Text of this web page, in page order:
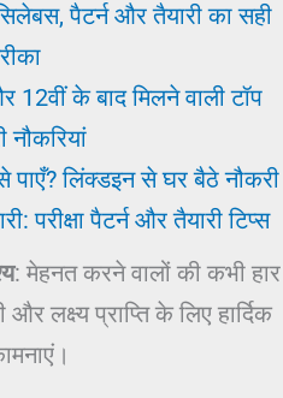
पैटर्न और तैयारी का सही
के बाद मिलने वाली टॉप
नौकरियां
लिंक्डइन से घर बैठे नौकरी
परीक्षा पैटर्न और तैयारी टिप्स
: मेहनत करने वालों की कभी हार
लक्ष्य प्राप्ति के लिए हार्दिक